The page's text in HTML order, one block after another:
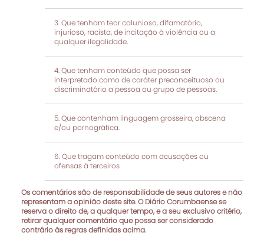
Que tenham teor calunioso, difamatório,
injurioso, racista, de incitação à violência ou a
qualquer ilegalidade.
Que tenham conteúdo que possa ser
interpretado como de caráter preconceituoso ou
discriminatório a pessoa ou grupo de pessoas.
Que contenham linguagem grosseira, obscena
e/ou pornográfica.
Que tragam conteúdo com acusações ou
ofensas à terceiros
Os comentários são de responsabilidade de seus autores e não
representam a opinião deste site. O Diário Corumbaense se
reserva o direito de, a qualquer tempo, e a seu exclusivo critério,
retirar qualquer comentário que possa ser considerado
contrário às regras definidas acima.